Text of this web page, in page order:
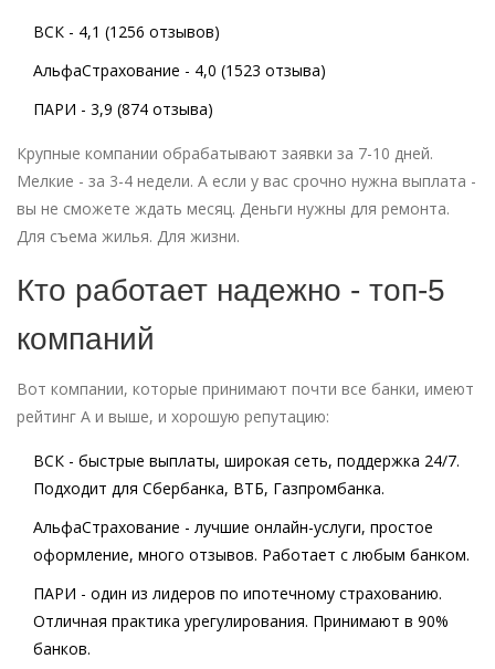
ВСК - 4,1 (1256 отзывов)
АльфаСтрахование - 4,0 (1523 отзыва)
ПАРИ - 3,9 (874 отзыва)
Крупные компании обрабатывают заявки за 7-10 дней.
Мелкие - за 3-4 недели. А если у вас срочно нужна выплата -
вы не сможете ждать месяц. Деньги нужны для ремонта.
Для съема жилья. Для жизни.
Кто работает надежно - топ-5
компаний
Вот компании, которые принимают почти все банки, имеют
рейтинг А и выше, и хорошую репутацию:
ВСК - быстрые выплаты, широкая сеть, поддержка 24/7.
Подходит для Сбербанка, ВТБ, Газпромбанка.
АльфаСтрахование - лучшие онлайн-услуги, простое
оформление, много отзывов. Работает с любым банком.
ПАРИ - один из лидеров по ипотечному страхованию.
Отличная практика урегулирования. Принимают в 90%
банков.